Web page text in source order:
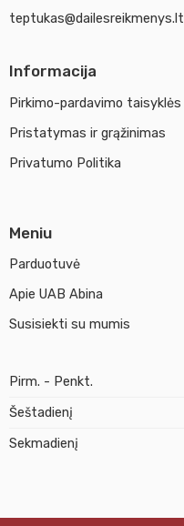
teptukas@dailesreikmenys.lt
Informacija
Pirkimo-pardavimo taisyklės
Pristatymas ir grąžinimas
Privatumo Politika
Meniu
Parduotuvė
Apie UAB Abina
Susisiekti su mumis
Pirm. - Penkt.
Šeštadienį
Sekmadienį